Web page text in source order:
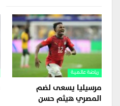
رياضة عالمية
مرسيليا يسعى لضم
المصري هيثم حسن